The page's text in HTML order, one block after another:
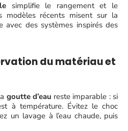
simplifie le rangement et le
modèles récents misent sur la
avec des systèmes inspirés des
du matériau et
goutte d’eau reste imparable : si
à température. Évitez le choc
un lavage à l’eau chaude, puis